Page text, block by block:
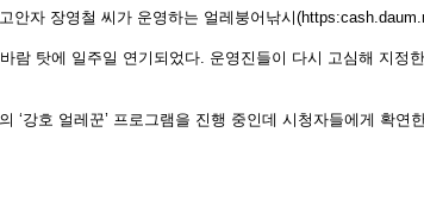
고안자 장영철 씨가 운영하는 얼레붕어낚시
람 탓에 일주일 연기되었다. 운영진들이 다시 고심해 지정
‘강호 얼레꾼’ 프로그램을 진행 중인데 시청자들에게 확연